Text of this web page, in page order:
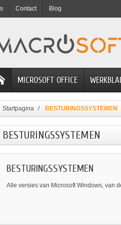
Contact Blog
MICROSOFT OFFICE
Startpagina BESTURINGSSYSTEMEN
BESTURINGSSYSTEMEN
BESTURINGSSYSTEMEN
Alle versies van Microsoft Windows, van